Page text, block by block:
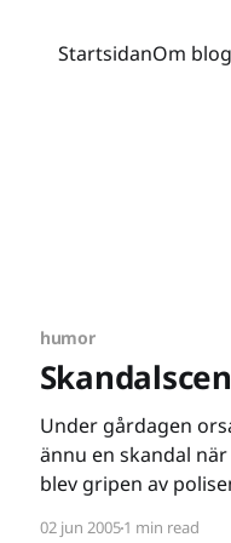
StartsidanOm
humor
Under gårdagen
ännu en skandal
blev gripen av
02 jun 20051 min read